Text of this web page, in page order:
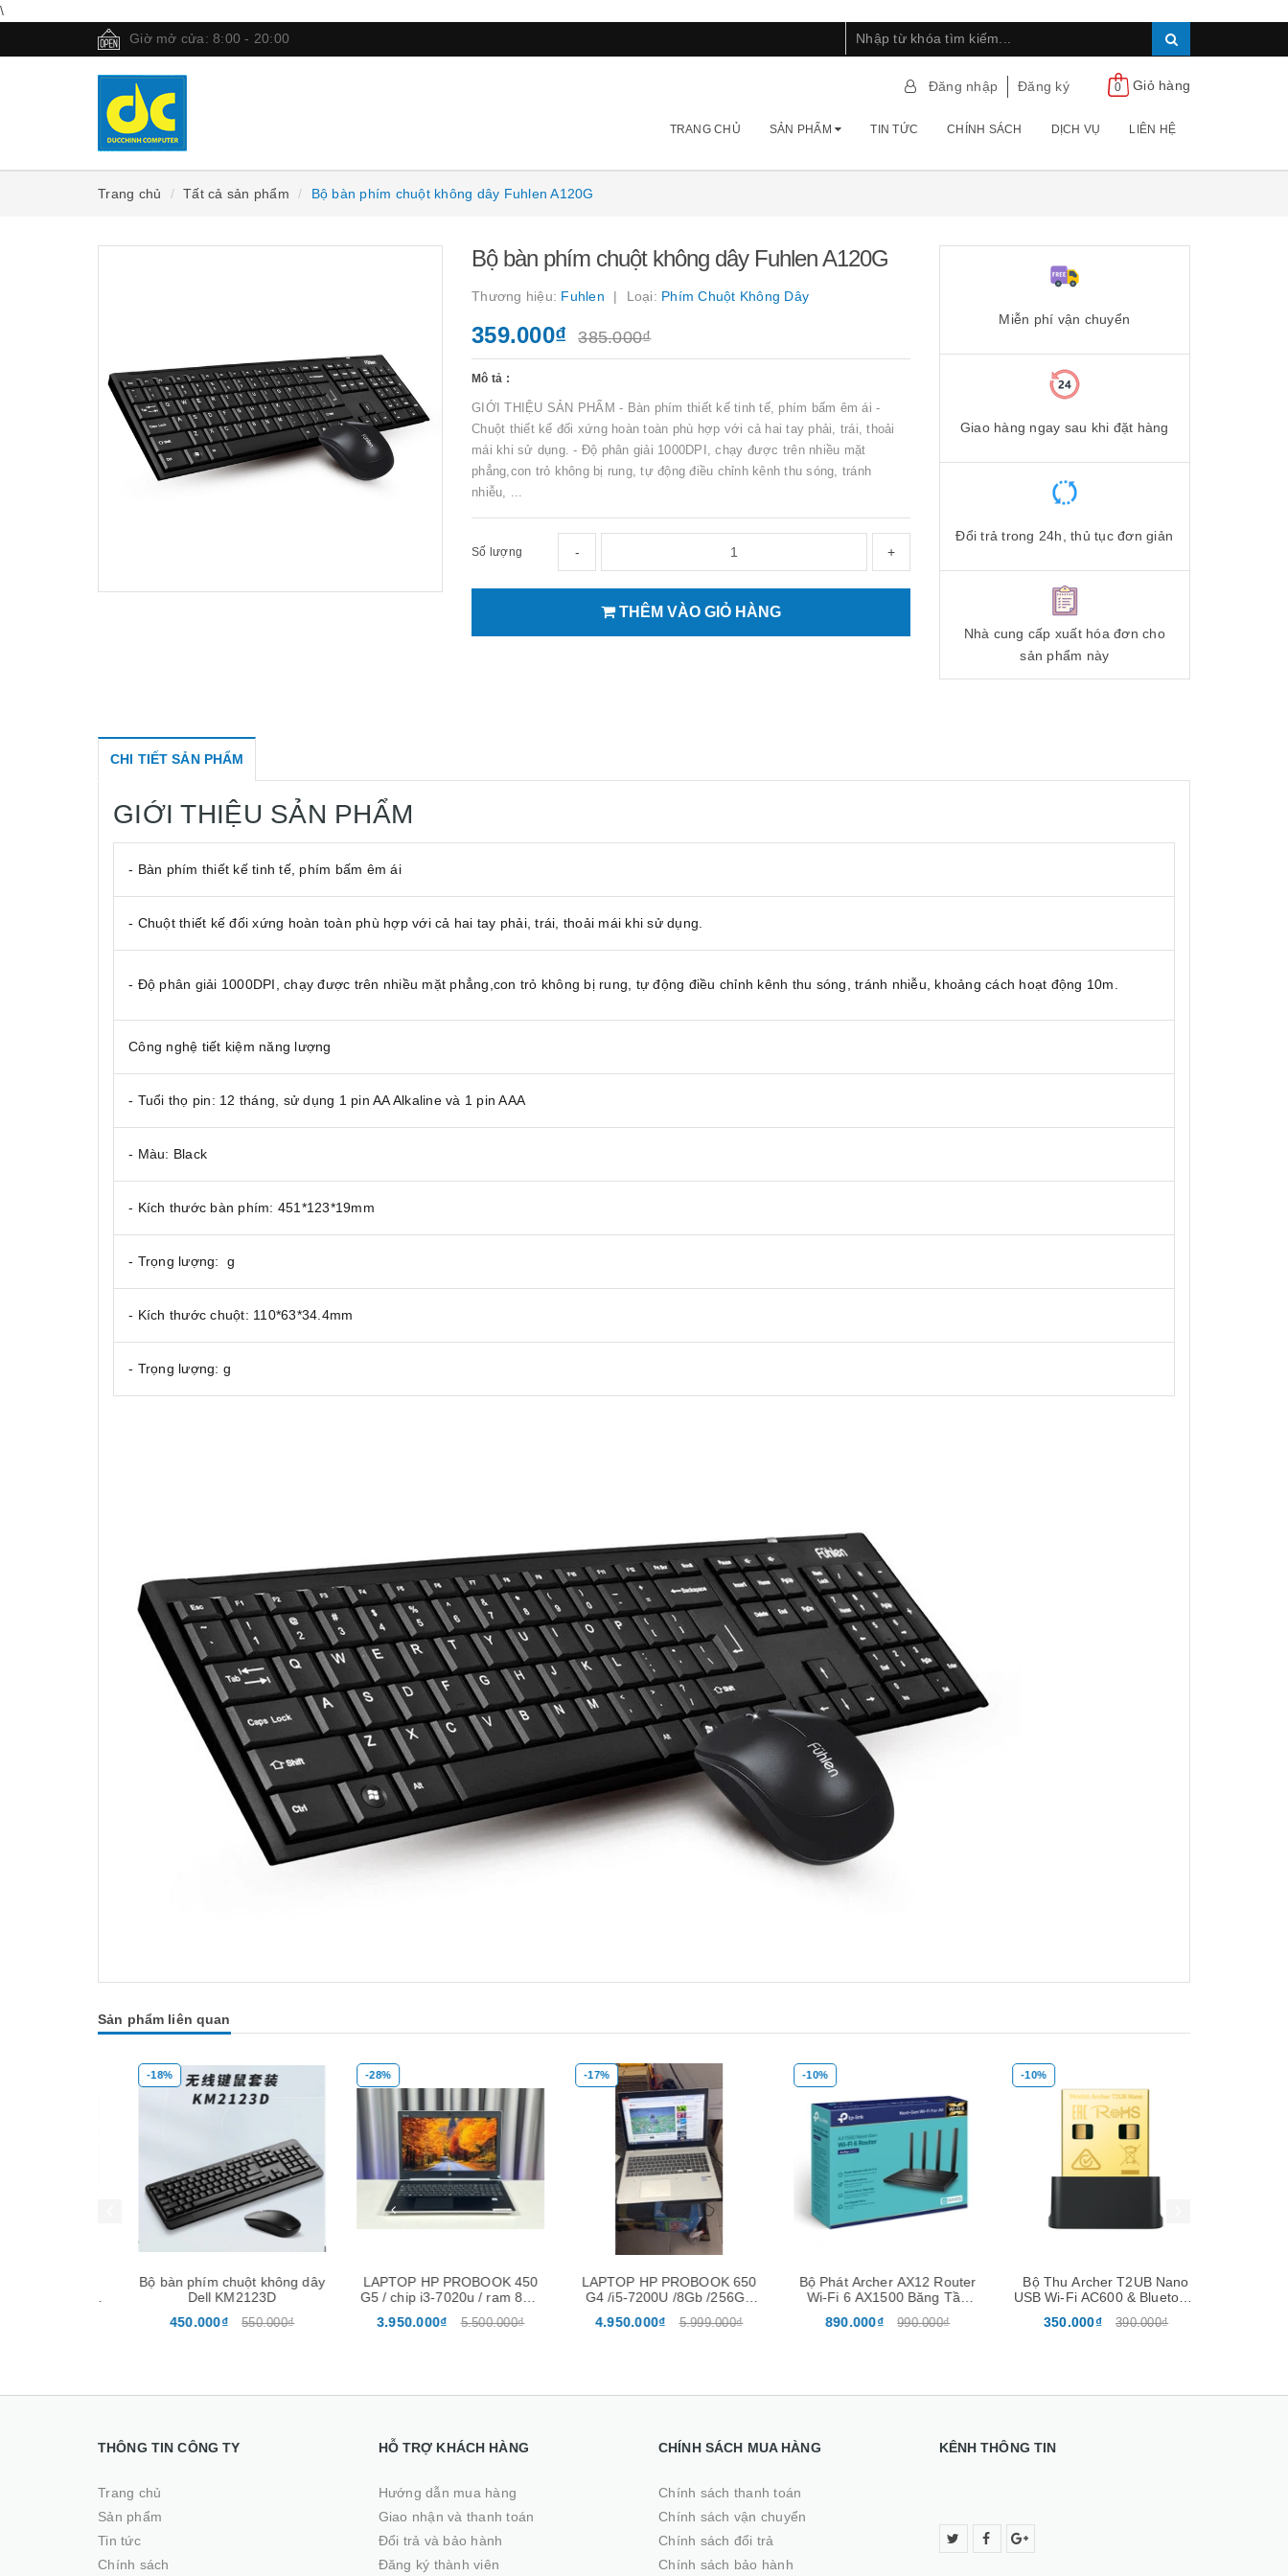
\
Giờ mở cửa: 8:00 - 20:00
Đăng nhập Đăng ký 0 Giỏ hàng
TRANG CHỦ SẢN PHẨM TIN TỨC CHÍNH SÁCH DỊCH VỤ LIÊN HỆ
Trang chủ Tất cả sản phẩm Bộ bàn phím chuột không dây Fuhlen A120G
Bộ bàn phím chuột không dây Fuhlen A120G
Thương hiệu: Fuhlen Loại: Phím Chuột Không Dây
359.000₫ 385.000₫
Mô tả :
GIỚI THIỆU SẢN PHẨM - Bàn phím thiết kế tinh tế, phím bấm êm ái -
Chuột thiết kế đối xứng hoàn toàn phù hợp với cả hai tay phải, trái, thoải
mái khi sử dụng. - Độ phân giải 1000DPI, chạy được trên nhiều mặt
phẳng,con trỏ không bị rung, tự động điều chỉnh kênh thu sóng, tránh
nhiễu, ...
Số lượng - +
THÊM VÀO GIỎ HÀNG
Miễn phí vận chuyển
Giao hàng ngay sau khi đặt hàng
Đổi trả trong 24h, thủ tục đơn giản
Nhà cung cấp xuất hóa đơn cho
sản phẩm này
CHI TIẾT SẢN PHẨM
GIỚI THIỆU SẢN PHẨM
- Bàn phím thiết kế tinh tế, phím bấm êm ái
- Chuột thiết kế đối xứng hoàn toàn phù hợp với cả hai tay phải, trái, thoải mái khi sử dụng.
- Độ phân giải 1000DPI, chạy được trên nhiều mặt phẳng,con trỏ không bị rung, tự động điều chỉnh kênh thu sóng, tránh nhiễu, khoảng cách hoạt động 10m.
Công nghệ tiết kiệm năng lượng
- Tuổi thọ pin: 12 tháng, sử dụng 1 pin AA Alkaline và 1 pin AAA
- Màu: Black
- Kích thước bàn phím: 451*123*19mm
- Trọng lượng: g
- Kích thước chuột: 110*63*34.4mm
- Trọng lượng: g
Sản phẩm liên quan
Xem nhanh
-18%
Xem nhanh
Bộ bàn phím chuột không dây
Dell KM2123D
450.000₫
550.000₫
-28%
Xem nhanh
LAPTOP HP PROBOOK 450
G5 / chip i3-7020u / ram 8Gb
3.950.000₫ 5.500.000₫
-17%
LAPTOP HP PROBOOK 650
G4 /i5-7200U /8Gb /256Gb
4.950.000₫ 5.999.000₫
-10%
Bộ Phát Archer AX12 Router
Wi-Fi 6 AX1500 Băng Tần
890.000₫ 990.000₫
-10%
Bộ Thu Archer T2UB Nano
USB Wi-Fi AC600 & Bluetooth
350.000₫ 390.000₫
THÔNG TIN CÔNG TY
Trang chủ
Sản phẩm
Tin tức
Chính sách
HỖ TRỢ KHÁCH HÀNG
Hướng dẫn mua hàng
Giao nhận và thanh toán
Đổi trả và bảo hành
Đăng ký thành viên
CHÍNH SÁCH MUA HÀNG
Chính sách thanh toán
Chính sách vận chuyển
Chính sách đổi trả
Chính sách bảo hành
KÊNH THÔNG TIN